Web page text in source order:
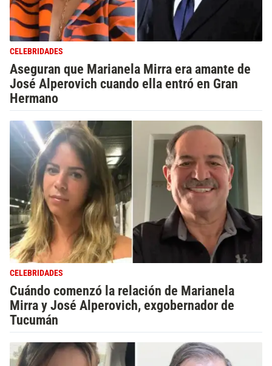
CELEBRIDADES
Aseguran que Marianela Mirra era amante de
José Alperovich cuando ella entró en Gran
Hermano
CELEBRIDADES
Cuándo comenzó la relación de Marianela
Mirra y José Alperovich, exgobernador de
Tucumán